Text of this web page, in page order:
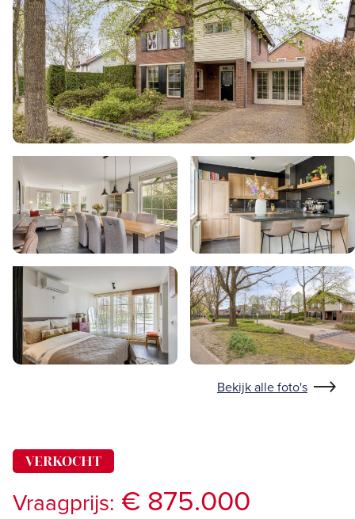
Bekijk alle foto's
VERKOCHT
Vraagprijs: € 875.000